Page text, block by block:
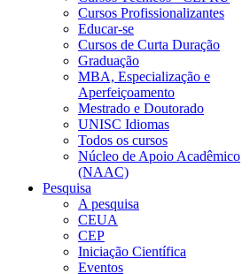
Cursos Profissionalizantes
Educar-se
Cursos de Curta Duração
Graduação
MBA, Especialização e
Aperfeiçoamento
Mestrado e Doutorado
UNISC Idiomas
Todos os cursos
Núcleo de Apoio Acadêmico
(NAAC)
Pesquisa
A pesquisa
CEUA
CEP
Iniciação Científica
Eventos